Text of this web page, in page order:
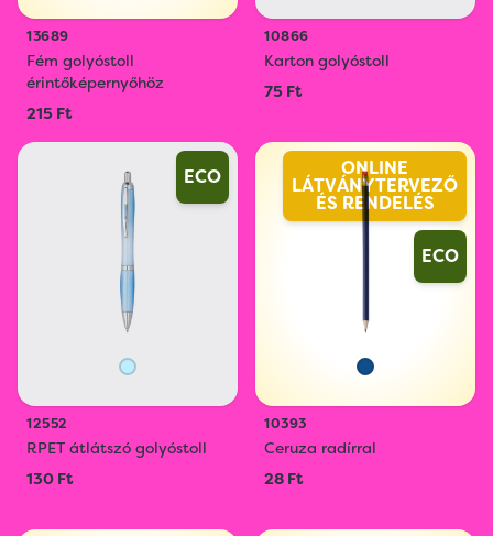
13689
Fém golyóstoll
érintőképernyőhöz
215 Ft
10866
Karton golyóstoll
75 Ft
ECO
12552
RPET átlátszó golyóstoll
130 Ft
ONLINE
LÁTVÁNYTERVEZŐ
ÉS RENDELÉS
ECO
10393
Ceruza radírral
28 Ft